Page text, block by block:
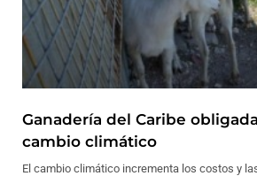
Ganadería del Caribe
cambio climático
El cambio climático incrementa los costos y